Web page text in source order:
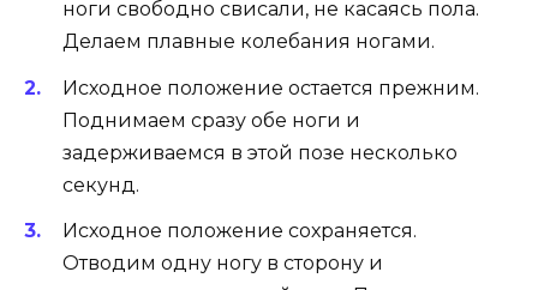
ноги свободно свисали, не касаясь пола.
Делаем плавные колебания ногами.
Исходное положение остается прежним.
Поднимаем сразу обе ноги и
задерживаемся в этой позе несколько
секунд.
Исходное положение сохраняется.
Отводим одну ногу в сторону и